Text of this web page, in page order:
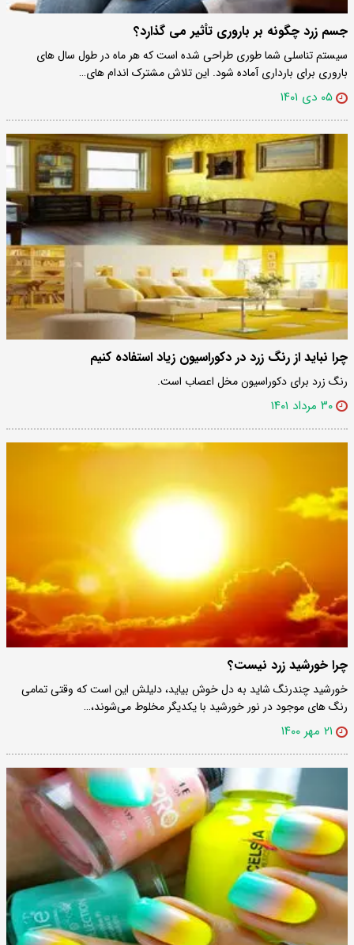
جسم زرد چگونه بر باروری تأثیر می گذارد؟
سیستم تناسلی شما طوری طراحی شده است که هر ماه در طول سال های
باروری برای بارداری آماده شود. این تلاش مشترک اندام های…
۰۵ دی ۱۴۰۱
چرا نباید از رنگ زرد در دکوراسیون زیاد استفاده کنیم
رنگ زرد برای دکوراسیون مخل اعصاب است.
۳۰ مرداد ۱۴۰۱
چرا خورشید زرد نیست؟
خورشید چندرنگ شاید به دل خوش بیاید، دلیلش این است که وقتی تمامی
رنگ‌ های موجود در نور خورشید با یکدیگر مخلوط می‌شوند،…
۲۱ مهر ۱۴۰۰